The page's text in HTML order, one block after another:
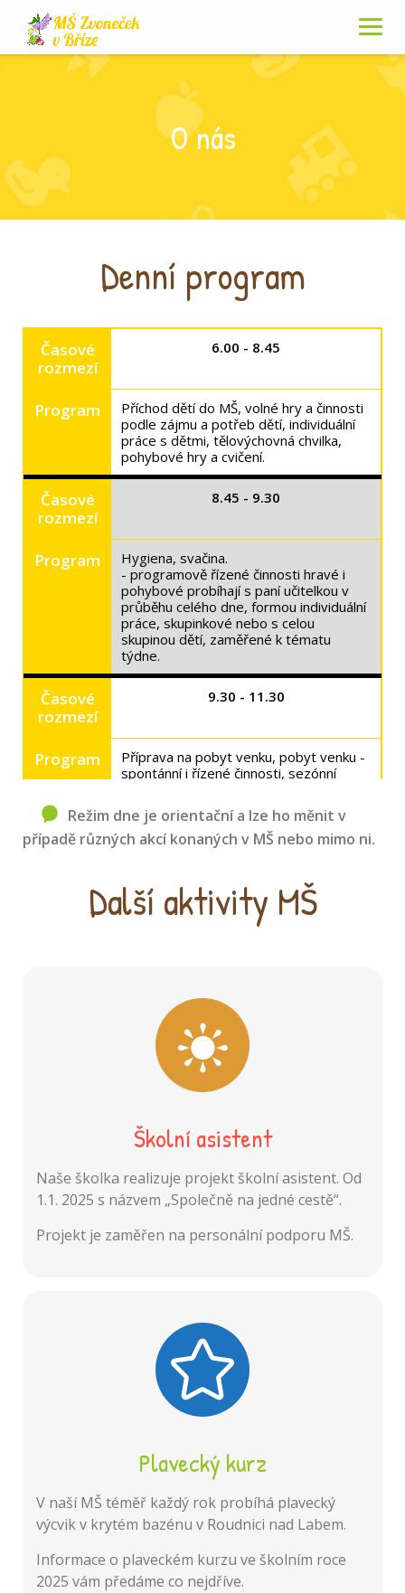
content
O nás
Denní program
Časové
rozmezí
6.00 - 8.45
Program
Příchod dětí do MŠ, volné hry a činnosti
podle zájmu a potřeb dětí, individuální
práce s dětmi, tělovýchovná chvilka,
pohybové hry a cvičení.
Časové
rozmezí
8.45 - 9.30
Program
Hygiena, svačina.
- programově řízené činnosti hravé i
pohybové probíhají s paní učitelkou v
průběhu celého dne, formou individuální
práce, skupinkové nebo s celou
skupinou dětí, zaměřené k tématu
týdne.
Časové
rozmezí
9.30 - 11.30
Program
Příprava na pobyt venku, pobyt venku -
spontánní i řízené činnosti, sezónní
činnosti.
Časové
11.30 - 12.15
Program Hygiena, oběd, příprava na odpočinek.
Odpočinek, dle potřeby spánek, klidnější
individuální činnost.
14.00 - 14.30
Hygiena, odpolední svačina.
Časové
rozmezí
14.30 - 16.00
Program
Zájmové činnosti dětí, dle počasí hry
Režim dne je orientační a lze ho měnit v
případě různých akcí konaných v MŠ nebo mimo ni.
Další aktivity MŠ
Školní asistent
Naše školka realizuje projekt školní asistent. Od
1.1. 2025 s názvem „Společně na jedné cestě“.
Projekt je zaměřen na personální podporu MŠ.
Plavecký kurz
V naší MŠ téměř každý rok probíhá plavecký
výcvik v krytém bazénu v Roudnici nad Labem.
Informace o plaveckém kurzu ve školním roce
2025 vám předáme co nejdříve.